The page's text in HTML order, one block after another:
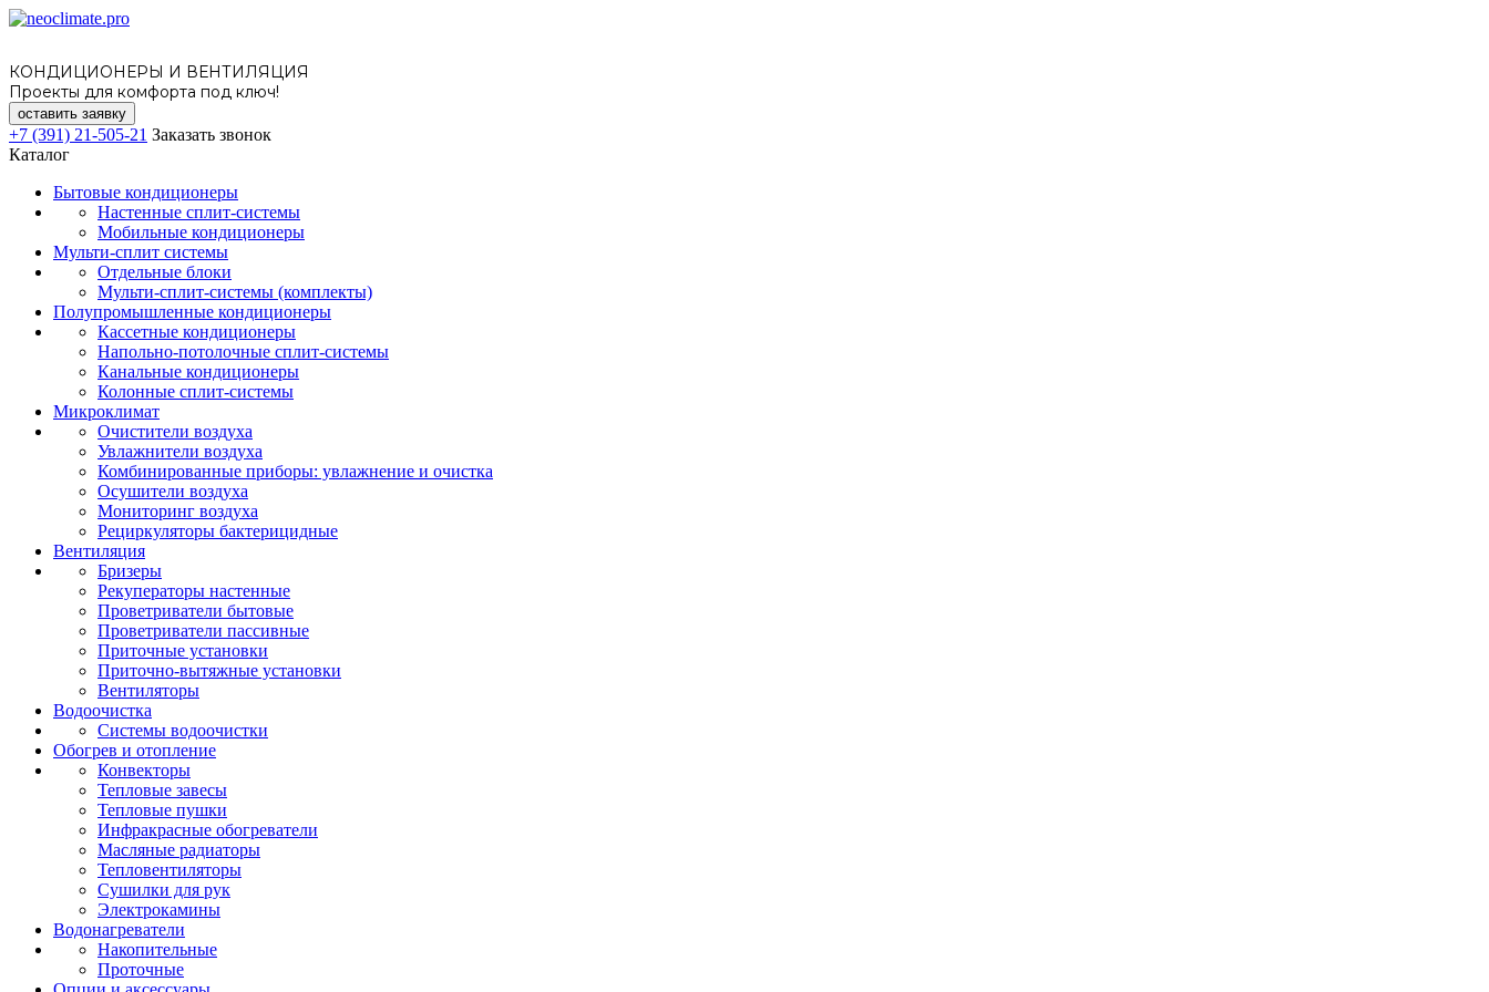
КОНДИЦИОНЕРЫ И ВЕНТИЛЯЦИЯ
Проекты для комфорта под ключ!
оставить заявку
+7 (391) 21-505-21 Заказать звонок
Каталог
Бытовые кондиционеры
Настенные сплит-системы
Мобильные кондиционеры
Мульти-сплит системы
Отдельные блоки
Мульти-сплит-системы (комплекты)
Полупромышленные кондиционеры
Кассетные кондиционеры
Напольно-потолочные сплит-системы
Канальные кондиционеры
Колонные сплит-системы
Микроклимат
Очистители воздуха
Увлажнители воздуха
Комбинированные приборы: увлажнение и очистка
Осушители воздуха
Мониторинг воздуха
Рециркуляторы бактерицидные
Вентиляция
Бризеры
Рекуператоры настенные
Проветриватели бытовые
Проветриватели пассивные
Приточные установки
Приточно-вытяжные установки
Вентиляторы
Водоочистка
Системы водоочистки
Обогрев и отопление
Конвекторы
Тепловые завесы
Тепловые пушки
Инфракрасные обогреватели
Масляные радиаторы
Тепловентиляторы
Сушилки для рук
Электрокамины
Водонагреватели
Накопительные
Проточные